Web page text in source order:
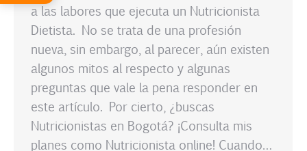
a las labores que ejecuta un Nutricionista
Dietista. No se trata de una profesión
nueva, sin embargo, al parecer, aún existen
algunos mitos al respecto y algunas
preguntas que vale la pena responder en
este artículo. Por cierto, ¿buscas
Nutricionistas en Bogotá? ¡Consulta mis
planes como Nutricionista online! Cuando…